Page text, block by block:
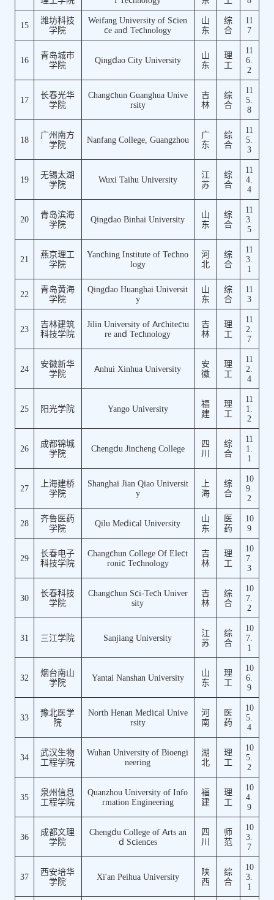
15
潍坊科技
学院
Weifang University of Scien
ce and Technology
山
东
综
合
11
7
16
青岛城市
学院
Qingdao City University
山
东
理
工
11
6.
2
17
长春光华
学院
Changchun Guanghua Unive
rsity
吉
林
综
合
11
5.
8
18
广州南方
学院
Nanfang College, Guangzhou
广
东
综
合
11
5.
3
19
无锡太湖
学院
Wuxi Taihu University
江
苏
综
合
11
4.
4
20
青岛滨海
学院
Qingdao Binhai University
山
东
综
合
11
3.
5
21
燕京理工
学院
Yanching Institute of Techno
logy
河
北
综
合
11
3.
1
22
青岛黄海
学院
Qingdao Huanghai Universit
y
山
东
综
合
11
3
23
吉林建筑
科技学院
Jilin University of Architectu
re and Technology
吉
林
理
工
11
2.
7
24
安徽新华
学院
Anhui Xinhua University
安
徽
理
工
11
2.
4
25 阳光学院 Yango University
福
建
理
工
11
1.
2
26
成都锦城
学院
Chengdu Jincheng College
四
川
综
合
11
1.
1
27
上海建桥
学院
Shanghai Jian Qiao Universit
y
上
海
综
合
10
9.
2
28
齐鲁医药
学院
Qilu Medical University
山
东
医
药
10
9
29
长春电子
科技学院
Changchun College Of Elect
ronic Technology
吉
林
理
工
10
7.
3
30
长春科技
学院
Changchun Sci-Tech Univer
sity
吉
林
综
合
10
7.
2
31 三江学院 Sanjiang University
江
苏
综
合
10
7.
1
32
烟台南山
学院
Yantai Nanshan University
山
东
理
工
10
6.
9
33
豫北医学
院
North Henan Medical Unive
rsity
河
南
医
药
10
5.
4
34
武汉生物
工程学院
Wuhan University of Bioengi
neering
湖
北
理
工
10
5.
2
35
泉州信息
工程学院
Quanzhou University of Info
rmation Engineering
福
建
理
工
10
4.
9
36
成都文理
学院
Chengdu College of Arts an
d Sciences
四
川
师
范
10
3.
7
37
西安培华
学院
Xi'an Peihua University
陕
西
综
合
10
3.
1